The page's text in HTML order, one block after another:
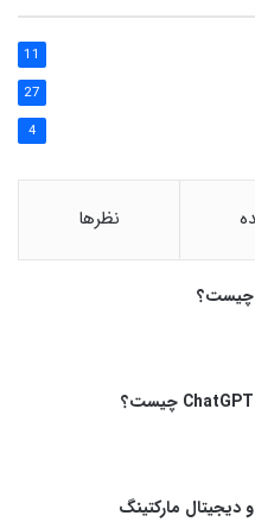
11
27
4
نظرها
چیست؟
مارکتینگ